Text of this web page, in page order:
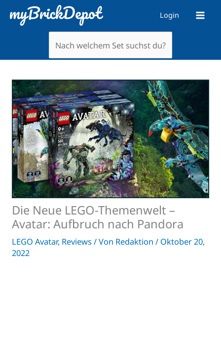
Inhalt
Login
Die Neue LEGO-Themenwelt –
Avatar: Aufbruch nach Pandora
LEGO Avatar, Reviews / Von Redaktion / Oktober 20,
2022